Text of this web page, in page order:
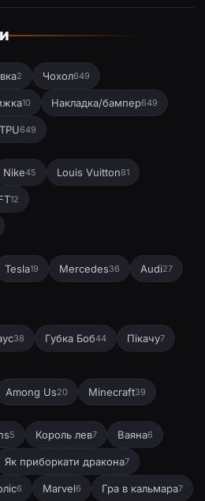
2 Чохол649
10 Накладка/бампер649
649
Nike45 Louis Vuitton81
12
Tesla19 Mercedes36 Audi27
38 Губка Боб44 Пікачу7
Among Us20 Minecraft39
5 Король лев7 Ваяна6
Як приборкати дракона7
6 Marvel6 Гра в кальмара7